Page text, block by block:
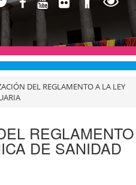
DEL REGLAMENTO A LA LEY
REGLAMENTO
DE SANIDAD